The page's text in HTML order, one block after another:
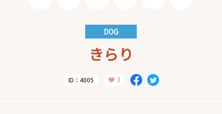
DOG
きらり
ID：4005